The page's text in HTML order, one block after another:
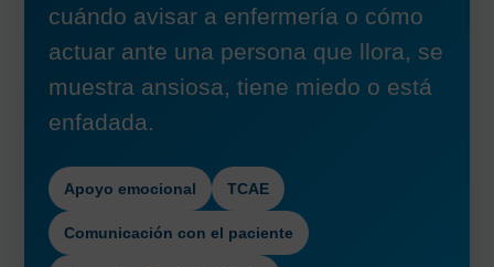
cuándo avisar a enfermería o cómo
actuar ante una persona que llora, se
muestra ansiosa, tiene miedo o está
enfadada.
Apoyo emocional TCAE
Comunicación con el paciente